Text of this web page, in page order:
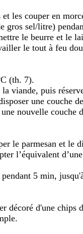
les couper en
gros sel/litre)
le beurre et le
le tout à feu
(th. 7).
viande, puis
une couche
nouvelle couche
le parmesan et le
l’équivalent
5 min,
décoré d'une chips